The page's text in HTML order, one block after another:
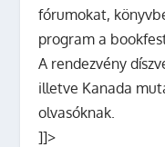
fórumokat,
program a
A rendezvény
illetve Kanada
olvasóknak.
]]>